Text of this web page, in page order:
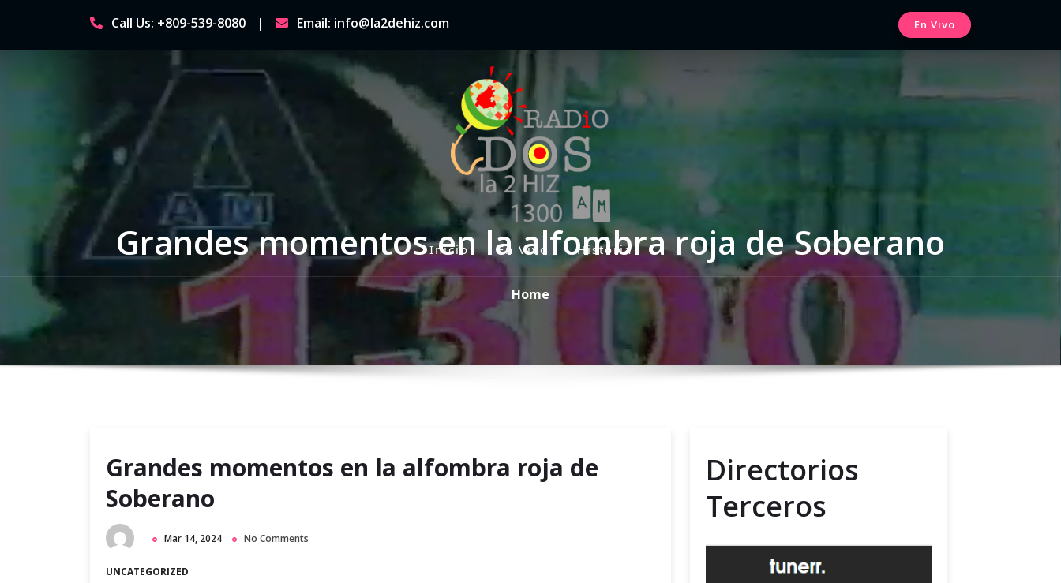
content
Call Us: +809-539-8080 Email: info@la2dehiz.com En Vivo
P
r
i
a
r
n
u
Inicio En Vivo Historia
Grandes momentos en la alfombra roja de Soberano
Home
Grandes momentos en la alfombra roja de
Soberano
Mar 14, 2024 No Comments
UNCATEGORIZED
Directorios
Terceros